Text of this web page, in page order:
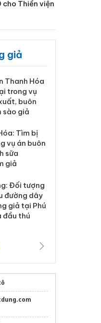
cho Thiền viện
giả
lý 83 vụ vi
mại
7
Xử lý 6 hộ
bán hàng
hiệu
Tiêu hủy
hàng ngàn
nhập lậu,
trường